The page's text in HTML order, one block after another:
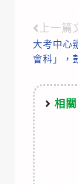
Read
more
上一篇
大考中心
會科」，
相